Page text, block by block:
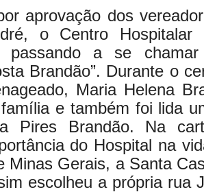
aprovação dos
o Centro Hospitalar
passando a se
Brandão”. Durante o
Maria Helena
e também foi lida
Pires Brandão. Na
do Hospital na
Minas Gerais, a Santa
escolheu a própria rua